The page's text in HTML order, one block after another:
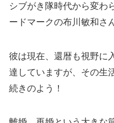
シブがき隊時代から変わ
ードマークの布川敏和さ
彼は現在、還暦も視野に
達していますが、その生
続きのよう！